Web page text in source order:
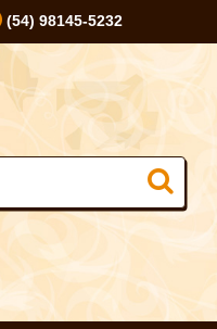
(54) 98145-5232